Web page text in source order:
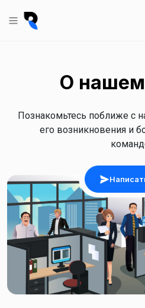
О нашем
Познакомьтесь поближе с
его возникновения и